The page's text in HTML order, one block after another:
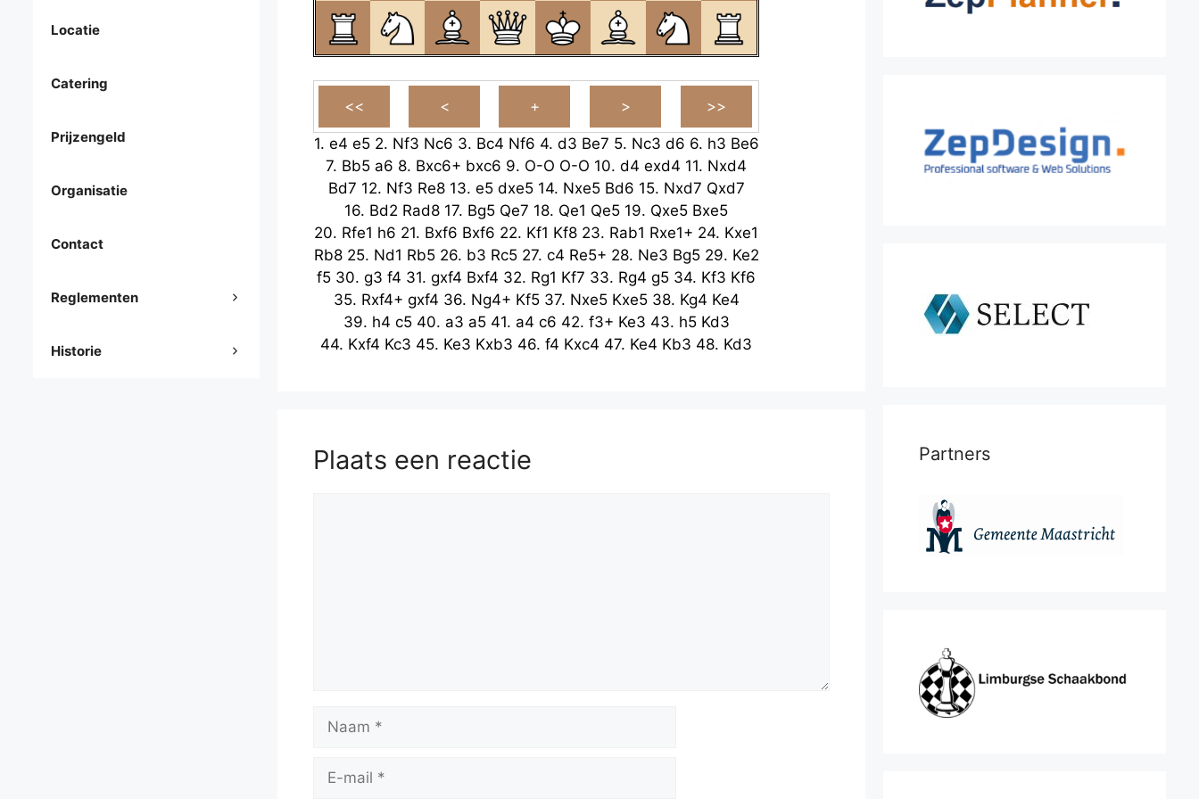
1. e4 e5 2. Nf3 Nc6 3. Bc4 Nf6 4. d3 Be7 5. Nc3 d6 6. h3 Be6
7. Bb5 a6 8. Bxc6+ bxc6 9. O-O O-O 10. d4 exd4 11. Nxd4
Bd7 12. Nf3 Re8 13. e5 dxe5 14. Nxe5 Bd6 15. Nxd7 Qxd7
16. Bd2 Rad8 17. Bg5 Qe7 18. Qe1 Qe5 19. Qxe5 Bxe5
20. Rfe1 h6 21. Bxf6 Bxf6 22. Kf1 Kf8 23. Rab1 Rxe1+ 24. Kxe1
Rb8 25. Nd1 Rb5 26. b3 Rc5 27. c4 Re5+ 28. Ne3 Bg5 29. Ke2
f5 30. g3 f4 31. gxf4 Bxf4 32. Rg1 Kf7 33. Rg4 g5 34. Kf3 Kf6
35. Rxf4+ gxf4 36. Ng4+ Kf5 37. Nxe5 Kxe5 38. Kg4 Ke4
39. h4 c5 40. a3 a5 41. a4 c6 42. f3+ Ke3 43. h5 Kd3
44. Kxf4 Kc3 45. Ke3 Kxb3 46. f4 Kxc4 47. Ke4 Kb3 48. Kd3
Plaats een reactie
mail
Locatie
Catering
Prijzengeld
Organisatie
Contact
Reglementen
Historie
Partners